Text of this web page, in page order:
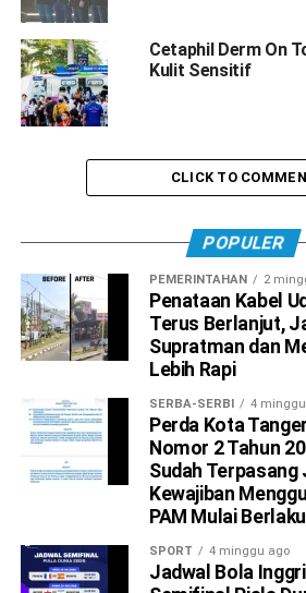
Cetaphil Derm On
Kulit Sensitif
CLICK TO
POPULER
PEMERINTAHAN 2
Penataan Kabel
Terus Berlanjut,
Supratman dan
Lebih Rapi
SERBA-SERBI 4
Perda Kota
Nomor 2 Tahun
Sudah Terpasang
Kewajiban
PAM Mulai Berlaku
SPORT 4 minggu ago
Jadwal Bola